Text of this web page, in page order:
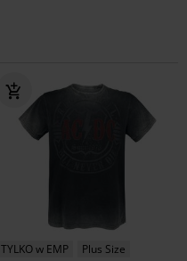
TYLKO w EMP
Plus Size